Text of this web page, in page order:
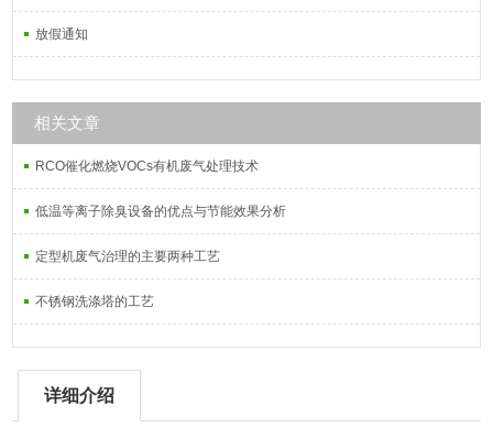
放假通知
相关文章
RCO催化燃烧VOCs有机废气处理技术
低温等离子除臭设备的优点与节能效果分析
定型机废气治理的主要两种工艺
不锈钢洗涤塔的工艺
详细介绍